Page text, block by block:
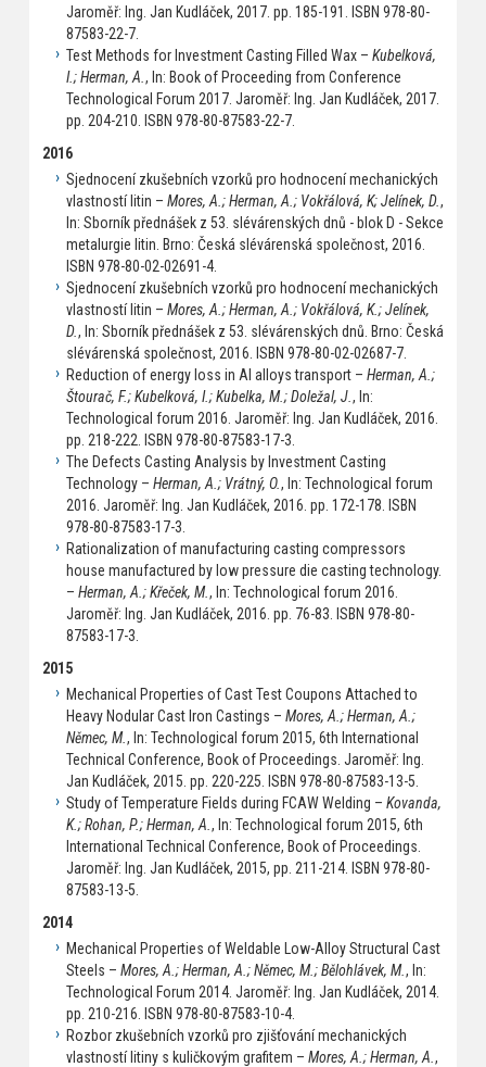
Jaroměř: Ing. Jan Kudláček, 2017. pp. 185-191. ISBN 978-80-
87583-22-7.
Test Methods for Investment Casting Filled Wax – Kubelková,
I.; Herman, A. , In: Book of Proceeding from Conference
Technological Forum 2017. Jaroměř: Ing. Jan Kudláček, 2017.
pp. 204-210. ISBN 978-80-87583-22-7.
2016
Sjednocení zkušebních vzorků pro hodnocení mechanických
vlastností litin – Mores, A.; Herman, A.; Vokřálová, K; Jelínek, D.,
In: Sborník přednášek z 53. slévárenských dnů - blok D - Sekce
metalurgie litin. Brno: Česká slévárenská společnost, 2016.
ISBN 978-80-02-02691-4.
Sjednocení zkušebních vzorků pro hodnocení mechanických
vlastností litin – Mores, A.; Herman, A.; Vokřálová, K.; Jelínek,
D., In: Sborník přednášek z 53. slévárenských dnů. Brno: Česká
slévárenská společnost, 2016. ISBN 978-80-02-02687-7.
Reduction of energy loss in Al alloys transport – Herman, A.;
Štourač, F.; Kubelková, I.; Kubelka, M.; Doležal, J. , In:
Technological forum 2016. Jaroměř: Ing. Jan Kudláček, 2016.
pp. 218-222. ISBN 978-80-87583-17-3.
The Defects Casting Analysis by Investment Casting
Technology – Herman, A.; Vrátný, O., In: Technological forum
2016. Jaroměř: Ing. Jan Kudláček, 2016. pp. 172-178. ISBN
978-80-87583-17-3.
Rationalization of manufacturing casting compressors
house manufactured by low pressure die casting technology.
– Herman, A.; Křeček, M., In: Technological forum 2016.
Jaroměř: Ing. Jan Kudláček, 2016. pp. 76-83. ISBN 978-80-
87583-17-3.
2015
Mechanical Properties of Cast Test Coupons Attached to
Heavy Nodular Cast Iron Castings – Mores, A.; Herman, A.;
Němec, M., In: Technological forum 2015, 6th International
Technical Conference, Book of Proceedings. Jaroměř: Ing.
Jan Kudláček, 2015. pp. 220-225. ISBN 978-80-87583-13-5.
Study of Temperature Fields during FCAW Welding – Kovanda,
K.; Rohan, P.; Herman, A. , In: Technological forum 2015, 6th
International Technical Conference, Book of Proceedings.
Jaroměř: Ing. Jan Kudláček, 2015, pp. 211-214. ISBN 978-80-
87583-13-5.
2014
Mechanical Properties of Weldable Low-Alloy Structural Cast
Steels – Mores, A.; Herman, A.; Němec, M.; Bělohlávek, M., In:
Technological Forum 2014. Jaroměř: Ing. Jan Kudláček, 2014.
pp. 210-216. ISBN 978-80-87583-10-4.
Rozbor zkušebních vzorků pro zjišťování mechanických
vlastností litiny s kuličkovým grafitem – Mores, A.; Herman, A. ,